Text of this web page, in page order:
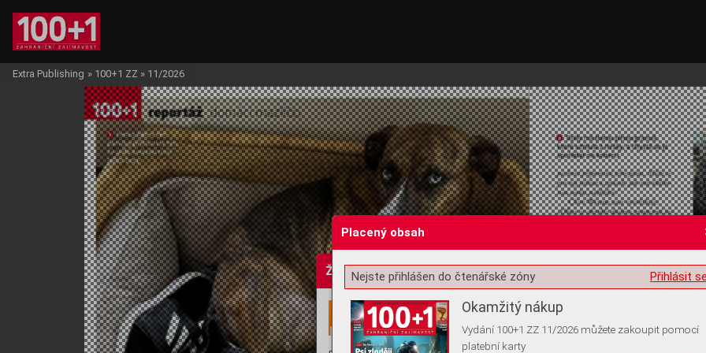
Žádost o souhlas s ukládáním volitelných informací
Extra Publishing » 100+1 ZZ » 11/2026
Placený obsah
Přihlásit
Nejste přihlášen do čtenářské zóny
Okamžitý nákup
Vydání 100+1 ZZ 11/2026 můžete zakoupit pomocí
platební karty